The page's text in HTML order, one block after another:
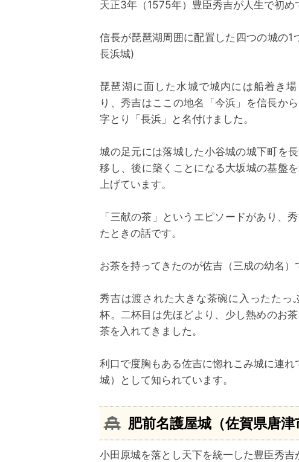
天正3年（1575年）豊臣秀吉が人生で初め
信長が琵琶湖周囲に配置した四つの城の1
長浜城)
琵琶湖に面した水城で城内には船着き
り、秀吉はここの地名「今浜」を信長か
字とり「長浜」と名付けました。
城の足元には落城した小谷城の城下町を
移し、後に築くことになる大坂城の基盤を
上げています。
「三献の茶」というエピソードがあり、
たときの話です。
お茶を持ってきたのが佐吉（三成の幼名）
秀吉は渡された大きな茶碗に入ったた
杯。二杯目は先ほどより、少し熱めのお
茶を入れてきました。
利口で度胸もある佐吉に惚れこみ城に連
城）として知られています。
肥前名護屋城（佐賀県唐津
小田原城を落とし天下を統一した豊臣秀吉